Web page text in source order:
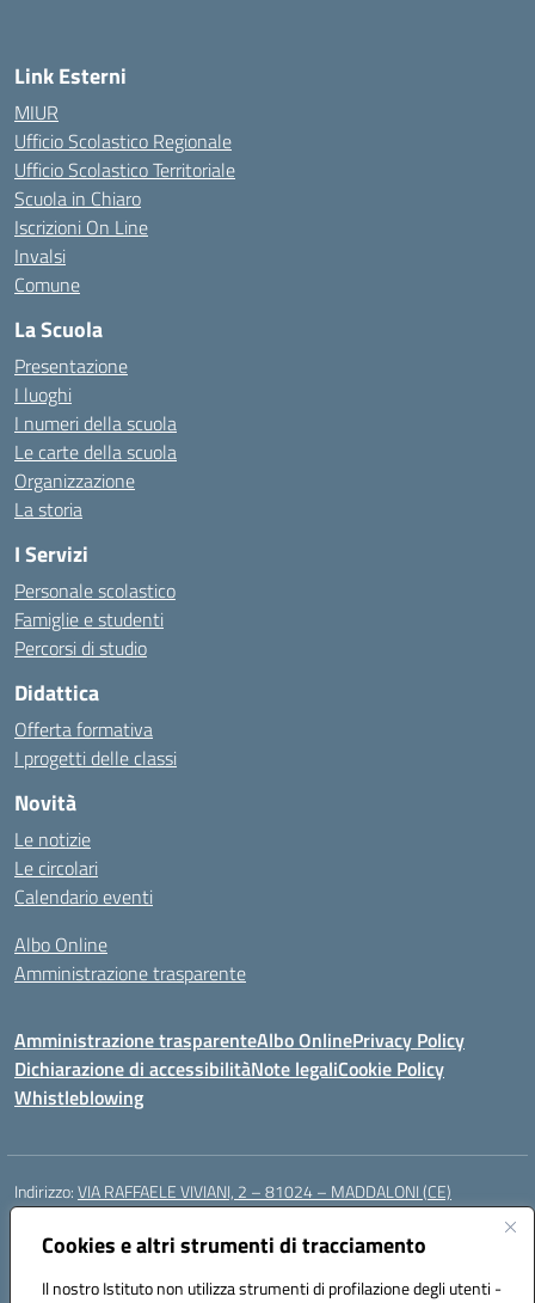
Cookies e altri strumenti di tracciamento
Il nostro Istituto non utilizza strumenti di profilazione degli utenti -
Link Esterni
MIUR
Ufficio Scolastico Regionale
Ufficio Scolastico Territoriale
Scuola in Chiaro
Iscrizioni On Line
Invalsi
Comune
La Scuola
Presentazione
I luoghi
I numeri della scuola
Le carte della scuola
Organizzazione
La storia
I Servizi
Personale scolastico
Famiglie e studenti
Percorsi di studio
Didattica
Offerta formativa
I progetti delle classi
Novità
Le notizie
Le circolari
Calendario eventi
Albo Online
Amministrazione trasparente
Amministrazione trasparenteAlbo OnlinePrivacy Policy
Dichiarazione di accessibilitàNote legaliCookie Policy
Whistleblowing
Indirizzo:VIA RAFFAELE VIVIANI, 2 – 81024 – MADDALONI (CE)
Centralino:
Posta elettronica certificata (PEC):ceic8av00r@pec.istruzione.it
Codice fiscale: 93086020612